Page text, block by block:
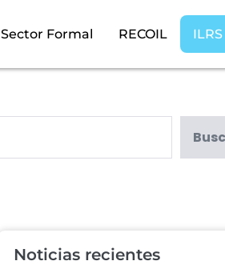
Sector Formal RECOIL
Noticias recientes